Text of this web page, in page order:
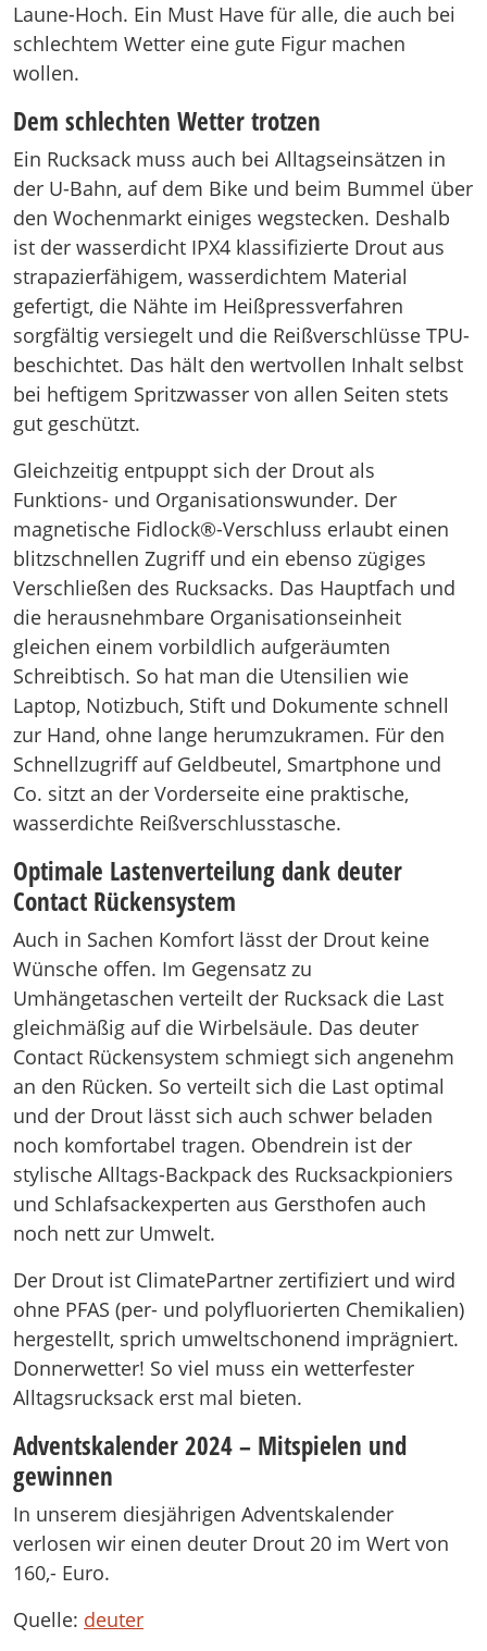
Laune-Hoch. Ein Must Have für alle, die auch bei
schlechtem Wetter eine gute Figur machen
wollen.
Dem schlechten Wetter trotzen
Ein Rucksack muss auch bei Alltagseinsätzen in
der U-Bahn, auf dem Bike und beim Bummel über
den Wochenmarkt einiges wegstecken. Deshalb
ist der wasserdicht IPX4 klassifizierte Drout aus
strapazierfähigem, wasserdichtem Material
gefertigt, die Nähte im Heißpressverfahren
sorgfältig versiegelt und die Reißverschlüsse TPU-
beschichtet. Das hält den wertvollen Inhalt selbst
bei heftigem Spritzwasser von allen Seiten stets
gut geschützt.
Gleichzeitig entpuppt sich der Drout als
Funktions- und Organisationswunder. Der
magnetische Fidlock®-Verschluss erlaubt einen
blitzschnellen Zugriff und ein ebenso zügiges
Verschließen des Rucksacks. Das Hauptfach und
die herausnehmbare Organisationseinheit
gleichen einem vorbildlich aufgeräumten
Schreibtisch. So hat man die Utensilien wie
Laptop, Notizbuch, Stift und Dokumente schnell
zur Hand, ohne lange herumzukramen. Für den
Schnellzugriff auf Geldbeutel, Smartphone und
Co. sitzt an der Vorderseite eine praktische,
wasserdichte Reißverschlusstasche.
Optimale Lastenverteilung dank deuter
Contact Rückensystem
Auch in Sachen Komfort lässt der Drout keine
Wünsche offen. Im Gegensatz zu
Umhängetaschen verteilt der Rucksack die Last
gleichmäßig auf die Wirbelsäule. Das deuter
Contact Rückensystem schmiegt sich angenehm
an den Rücken. So verteilt sich die Last optimal
und der Drout lässt sich auch schwer beladen
noch komfortabel tragen. Obendrein ist der
stylische Alltags-Backpack des Rucksackpioniers
und Schlafsackexperten aus Gersthofen auch
noch nett zur Umwelt.
Der Drout ist ClimatePartner zertifiziert und wird
ohne PFAS (per- und polyfluorierten Chemikalien)
hergestellt, sprich umweltschonend imprägniert.
Donnerwetter! So viel muss ein wetterfester
Alltagsrucksack erst mal bieten.
Adventskalender 2024 – Mitspielen und
gewinnen
In unserem diesjährigen Adventskalender
verlosen wir einen deuter Drout 20 im Wert von
160,- Euro.
Quelle: deuter